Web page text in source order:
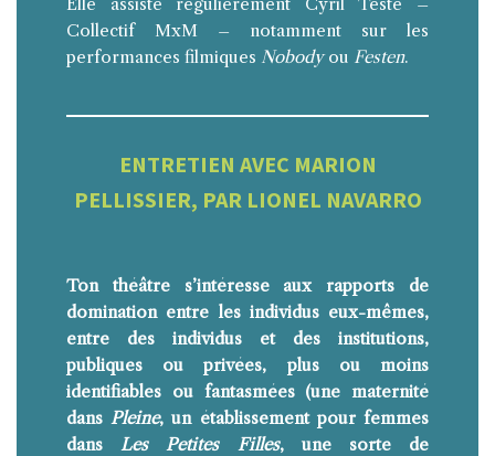
Collectif MxM – notamment sur les
performances filmiques Nobodyou Festen.
ENTRETIEN AVEC MARION
PELLISSIER, PAR LIONEL NAVARRO
Ton théâtre s’intéresse aux rapports de
domination entre les individus eux-mêmes,
entre des individus et des institutions,
publiques ou privées, plus ou moins
identifiables ou fantasmées (une maternité
dans Pleine, un établissement pour femmes
dans Les Petites Filles, une sorte de